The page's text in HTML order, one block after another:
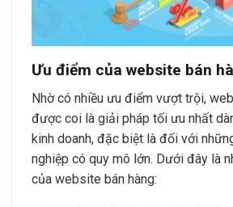
Ưu điểm của website bán
Nhờ có nhiều ưu điểm vượt trội,
được coi là giải pháp tối ưu nhất
kinh doanh, đặc biệt là đối với
nghiệp có quy mô lớn. Dưới đây là
của website bán hàng: